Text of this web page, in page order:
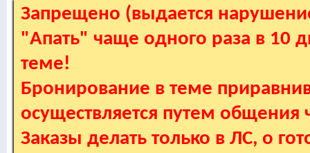
Запрещено (выдается
"Апать" чаще одного раза в 10
теме!
Бронирование в теме
осуществляется путем
Заказы делать только в ЛС, о